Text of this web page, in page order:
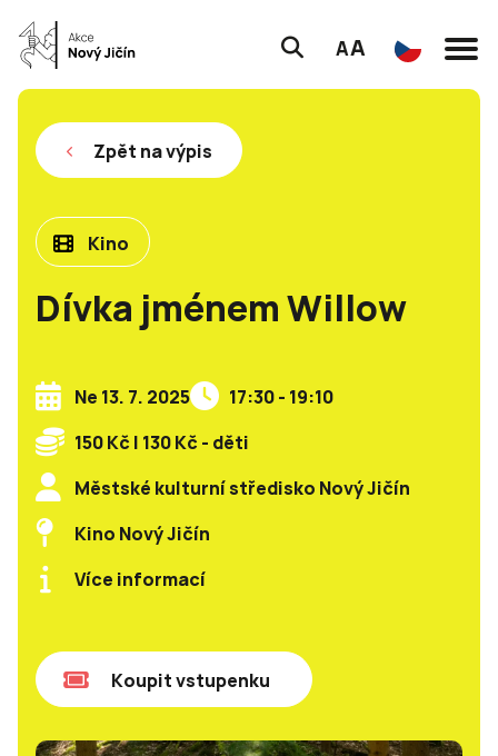
AA
Zpět na výpis
Kino
Dívka jménem Willow
Ne 13. 7. 2025
17:30 - 19:10
150 Kč | 130 Kč - děti
Městské kulturní středisko Nový Jičín
Kino Nový Jičín
Více informací
Koupit vstupenku